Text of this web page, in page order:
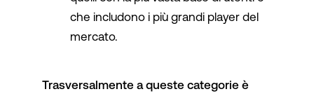
che includono i più grandi player del
mercato.
Trasversalmente a queste categorie è